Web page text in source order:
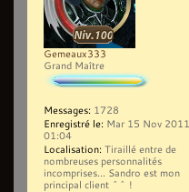
Gemeaux333
Grand Maître
Messages: 1728
Enregistré le: Mar 15 Nov 2011,
01:04
Localisation: Tiraillé entre de
nombreuses personnalités
incomprises... Sandro est mon
principal client ^^ !